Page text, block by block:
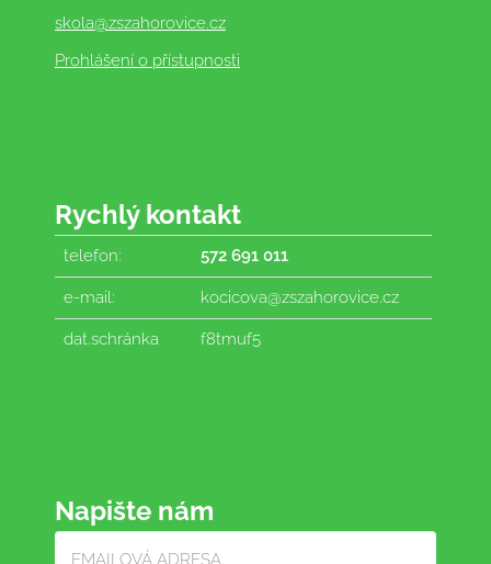
skola@zszahorovice.cz
Prohlášení o přístupnosti
Rychlý kontakt
telefon: 572 691 011
e-mail: kocicova@zszahorovice.cz
dat.schránka f8tmuf5
Napište nám